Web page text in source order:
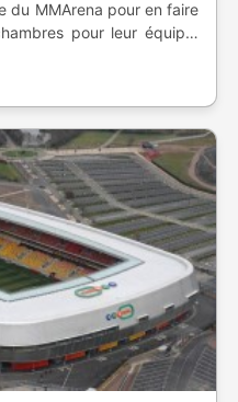
du MMArena pour en faire
pour leur équipe,